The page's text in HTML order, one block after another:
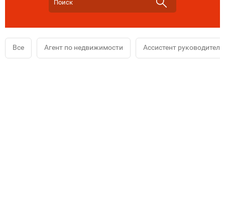
Все Агент по недвижимости Ассистент руководителя